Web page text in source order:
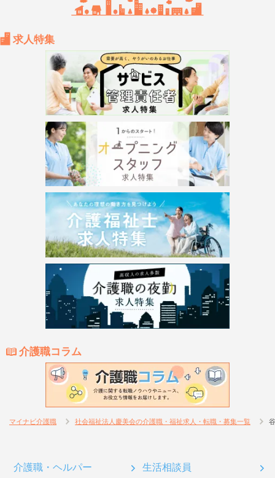
求人特集
介護職コラム
マイナビ介護職 社会福祉法人慶美会の介護職・福祉求人・転職・募集一覧
介護職・ヘルパー 生活相談員